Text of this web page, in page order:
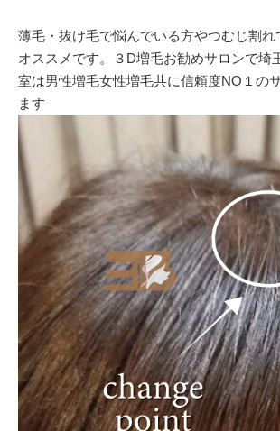
薄毛・抜け毛で悩んでいる方やつむじ割れ
オススメです。３D増毛お勧めサロンで埼
室は男性増毛女性増毛共に信頼度NO１の
ます